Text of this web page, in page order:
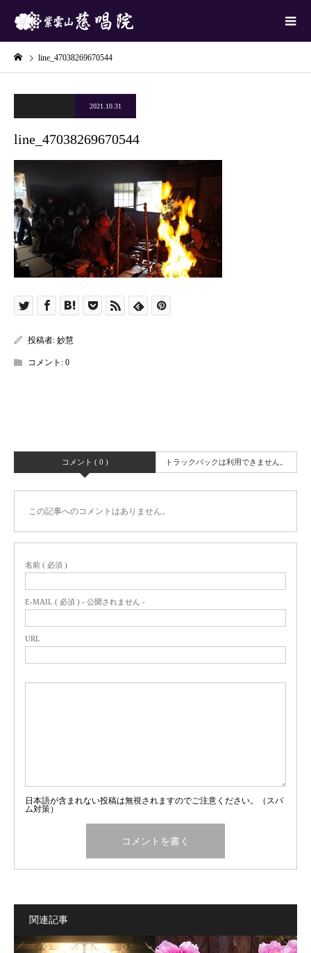
line_47038269670544
2021.10.31
line_47038269670544
投稿者: 妙慧
コメント: 0
コメント ( 0 ) トラックバックは利用できません。
この記事へのコメントはありません。
名前 ( 必須 )
E-MAIL ( 必須 ) - 公開されません -
URL
日本語が含まれない投稿は無視されますのでご注意ください。（スパ
ム対策）
関連記事